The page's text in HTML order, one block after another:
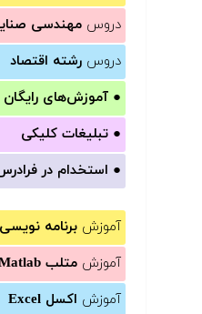
دروس مهندسی
دروس رشته اقتصاد
● آموزش‌های رایگان
● تبلیغات کلیکی
● استخدام در
آموزش برنامه نویسی
آموزش متلب Matlab
آموزش اکسل Excel